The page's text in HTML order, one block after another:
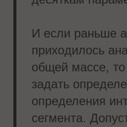
И если раньше
приходилось
общей массе, то
задать
определения
сегмента.